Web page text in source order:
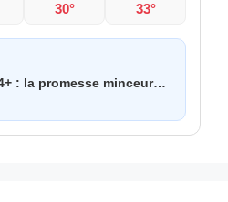
30° 33°
: la promesse minceur…